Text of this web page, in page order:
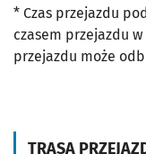
TRASA
* Czas przejazdu
czasem przejazdu
przejazdu może